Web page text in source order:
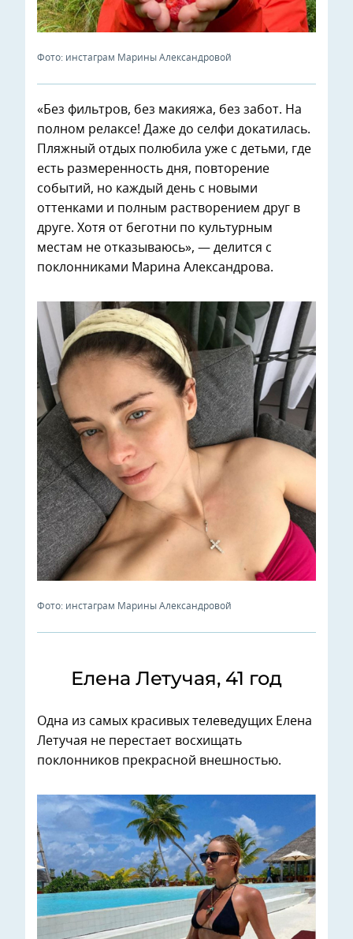
Фото: инстаграм Марины Александровой
«Без фильтров, без макияжа, без забот. На
полном релаксе! Даже до селфи докатилась.
Пляжный отдых полюбила уже с детьми, где
есть размеренность дня, повторение
событий, но каждый день с новыми
оттенками и полным растворением друг в
друге. Хотя от беготни по культурным
местам не отказываюсь», — делится с
поклонниками Марина Александрова.
Фото: инстаграм Марины Александровой
Елена Летучая, 41 год
Одна из самых красивых телеведущих Елена
Летучая не перестает восхищать
поклонников прекрасной внешностью.